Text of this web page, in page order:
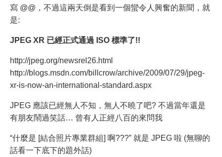
寫 @@，不過這兩天倒是看到一個蠻令人興奮的新聞，就
是:
JPEG XR 已經正式通過 ISO 標準了!!
http://jpeg.org/newsrel26.html
http://blogs.msdn.com/billcrow/archive/2009/07/29/jpeg-
xr-is-now-an-international-standard.aspx
JPEG 應該已經無人不知，無人不曉了吧? 不過當年還是
有朋友鬧過笑話… 曾有人正經八百的來問我
“什麼是 [結合照片專業群組] 啊???” 就是 JPEG 啦 (無聊的
話看一下底下的題外話)